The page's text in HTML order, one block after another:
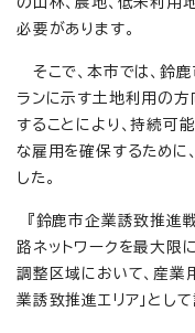
必要があります。
そこで、本市では、鈴
ランに示す土地利用の方
することにより、持続可
な雇用を確保するために
した。
『鈴鹿市企業誘致推進
路ネットワークを最大限
調整区域において、産業
業誘致推進エリア」とし